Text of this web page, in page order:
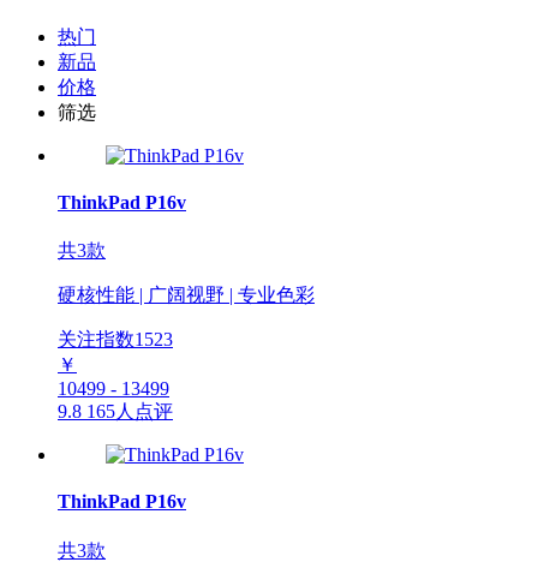
热门
新品
价格
筛选
ThinkPad P16v
共3款
硬核性能 | 广阔视野 | 专业色彩
关注指数1523
￥
10499 - 13499
9.8 165人点评
ThinkPad P16v
共3款